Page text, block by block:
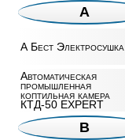
А
А Бест Электросушка
Автоматическая
промышленная
коптильная камера
КТД-50 EXPERT
В